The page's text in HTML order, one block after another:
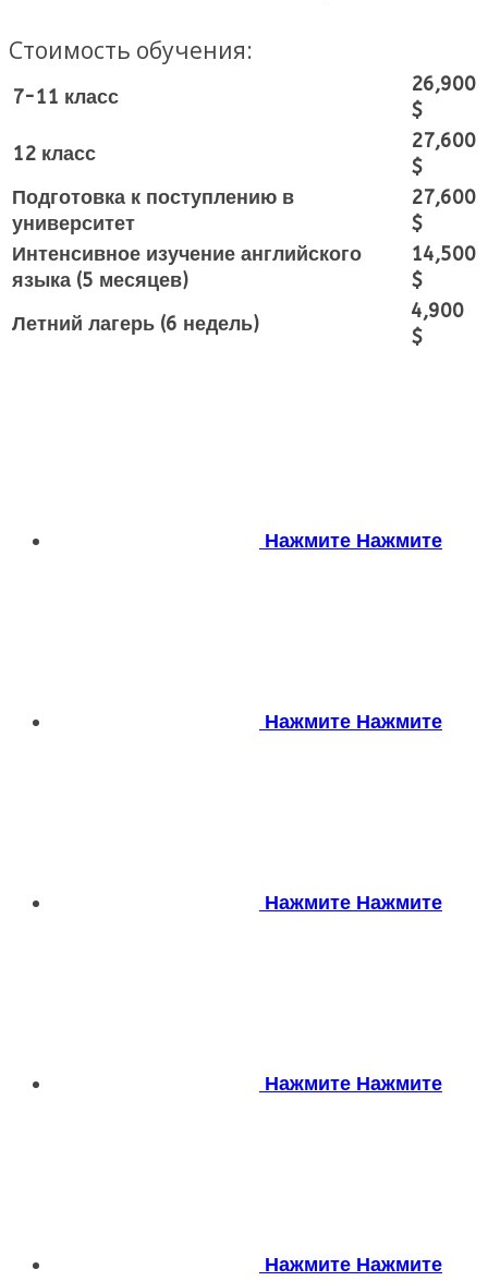
Стоимость обучения:
7-11 класс
26,900
$
12 класс
27,600
$
Подготовка к поступлению в
университет
27,600
$
Интенсивное изучение английского
языка (5 месяцев)
14,500
$
Летний лагерь (6 недель)
4,900
$
Нажмите Нажмите
Нажмите Нажмите
Нажмите Нажмите
Нажмите Нажмите
Нажмите Нажмите